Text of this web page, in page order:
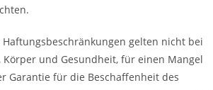
gelten nicht bei
Körper und Gesundheit, für einen Mangel
Garantie für die Beschaffenheit des